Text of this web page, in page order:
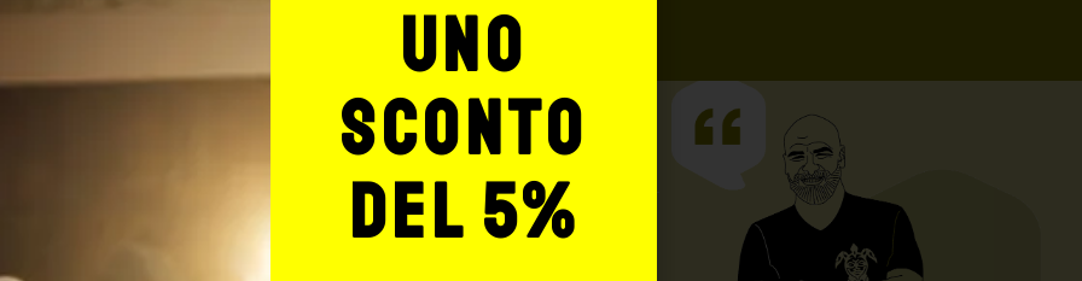
Signorello Tattoo Supply
PER IL TUO
uno
sconto
del 5%